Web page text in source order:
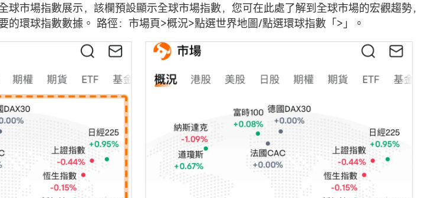
球市場指數展示，該欄預設顯示全球市場指數，您可在此處了解到全球市場的宏觀趨勢，
的環球指數數據。 路徑：市場頁>概況>點選世界地圖/點選環球指數「>」。